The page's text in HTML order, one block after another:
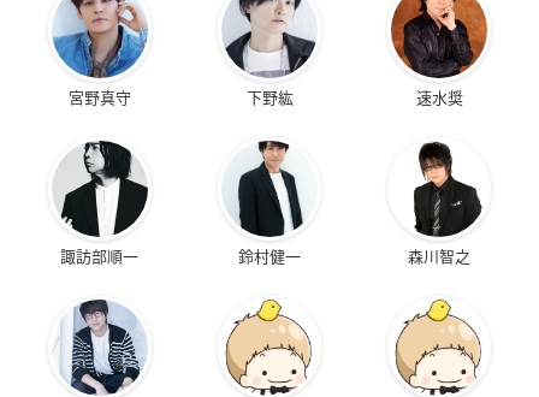
宮野真守 下野紘 速水奨
諏訪部順一 鈴村健一 森川智之